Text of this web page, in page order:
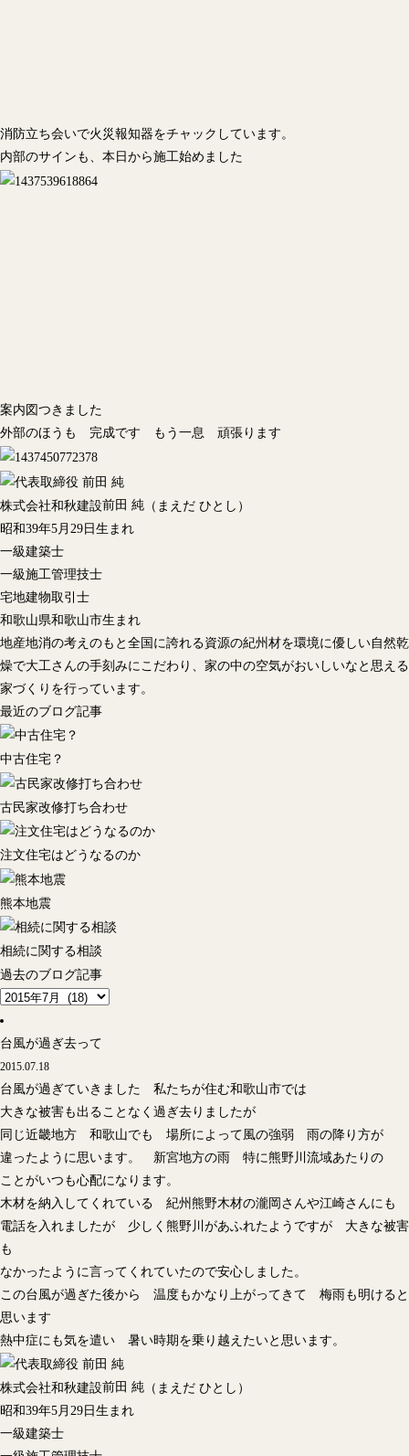
消防立ち会いで火災報知器をチャックしています。
内部のサインも、本日から施工始めました
案内図つきました
外部のほうも 完成です もう一息 頑張ります
株式会社和秋建設前田 純 （まえだ ひとし）
昭和39年5月29日生まれ
一級建築士
一級施工管理技士
宅地建物取引士
和歌山県和歌山市生まれ
地産地消の考えのもと全国に誇れる資源の紀州材を環境に優しい自然乾
燥で大工さんの手刻みにこだわり、家の中の空気がおいしいなと思える
家づくりを行っています。
最近のブログ記事
中古住宅？
古民家改修打ち合わせ
注文住宅はどうなるのか
熊本地震
相続に関する相談
過去のブログ記事
台風が過ぎ去って
2015.07.18
台風が過ぎていきました 私たちが住む和歌山市では
大きな被害も出ることなく過ぎ去りましたが
同じ近畿地方 和歌山でも 場所によって風の強弱 雨の降り方が
違ったように思います。 新宮地方の雨 特に熊野川流域あたりの
ことがいつも心配になります。
木材を納入してくれている 紀州熊野木材の瀧岡さんや江崎さんにも
電話を入れましたが 少しく熊野川があふれたようですが 大きな被害
も
なかったように言ってくれていたので安心しました。
この台風が過ぎた後から 温度もかなり上がってきて 梅雨も明けると
思います
熱中症にも気を遣い 暑い時期を乗り越えたいと思います。
株式会社和秋建設前田 純 （まえだ ひとし）
昭和39年5月29日生まれ
一級建築士